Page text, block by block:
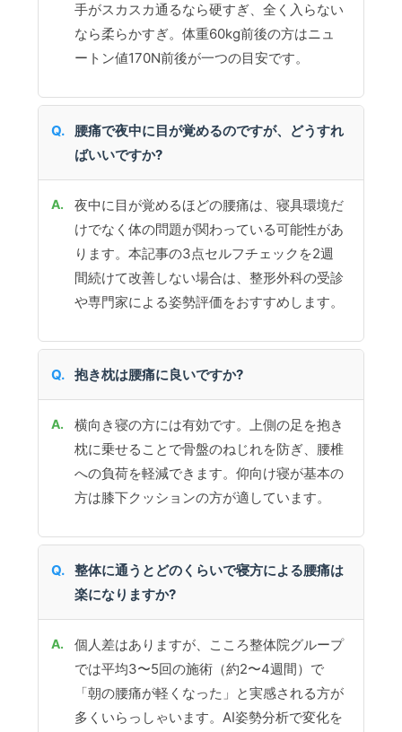
手がスカスカ通るなら硬すぎ、全く入らない
なら柔らかすぎ。体重60kg前後の方はニュ
ートン値170N前後が一つの目安です。
腰痛で夜中に目が覚めるのですが、どうすれ
ばいいですか?
夜中に目が覚めるほどの腰痛は、寝具環境だ
けでなく体の問題が関わっている可能性があ
ります。本記事の3点セルフチェックを2週
間続けて改善しない場合は、整形外科の受診
や専門家による姿勢評価をおすすめします。
抱き枕は腰痛に良いですか?
横向き寝の方には有効です。上側の足を抱き
枕に乗せることで骨盤のねじれを防ぎ、腰椎
への負荷を軽減できます。仰向け寝が基本の
方は膝下クッションの方が適しています。
整体に通うとどのくらいで寝方による腰痛は
楽になりますか?
個人差はありますが、こころ整体院グループ
では平均3〜5回の施術（約2〜4週間）で
「朝の腰痛が軽くなった」と実感される方が
多くいらっしゃいます。AI姿勢分析で変化を